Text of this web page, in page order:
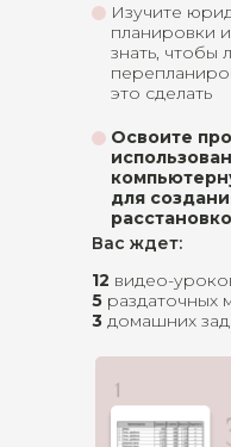
Изучите
планировки
знать, чтобы
это сделать
Освоите
для
Вас ждет:
12 видео-
5 раздаточных
3 домашних